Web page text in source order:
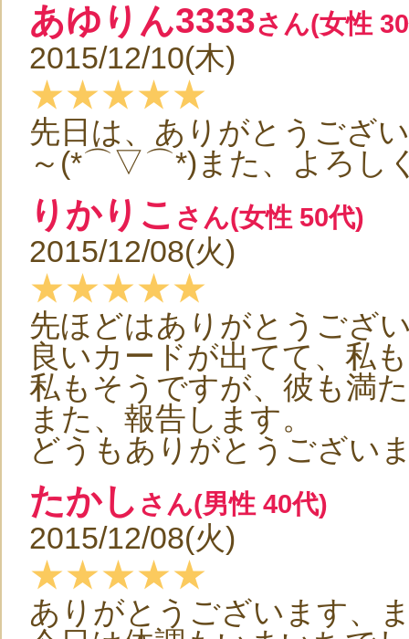
あゆりん3333さん(女性
2015/12/10(木)
★★★★★
先日は、ありがとうござ
～(*⌒▽⌒*)また、よろし
りかりこ さん(女性 50代)
2015/12/08(火)
★★★★★
先ほどはありがとうござ
良いカードが出てて、私
私もそうですが、彼も満
また、報告します。
どうもありがとうござい
たかし さん(男性 40代)
2015/12/08(火)
★★★★★
ありがとうございます、